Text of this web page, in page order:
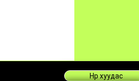
Нүүр хуудас